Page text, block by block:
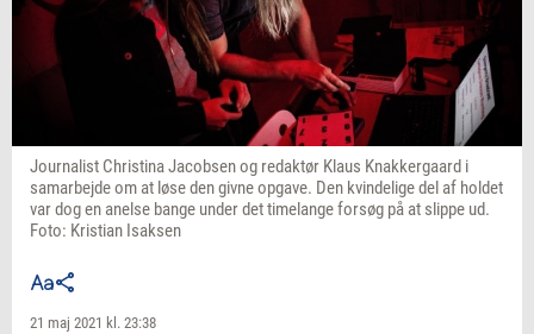
Journalist Christina Jacobsen og redaktør Klaus Knakkergaard i
samarbejde om at løse den givne opgave. Den kvindelige del af holdet
var dog en anelse bange under det timelange forsøg på at slippe ud.
Foto: Kristian Isaksen
21 maj 2021 kl. 23:38